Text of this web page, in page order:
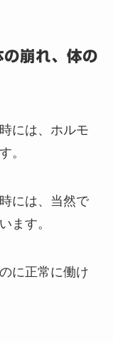
崩れ、体の
には、ホルモ
。
には、当然で
ます。
に正常に働け